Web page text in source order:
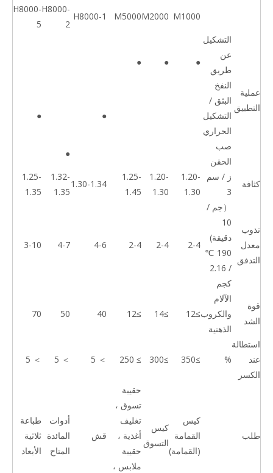
M1000
M2000
M5000
H8000-1
H8000-
2
H8000-
5
عملية
التطبيق
التشكيل
عن
طريق
النفخ
●
●
●
البثق /
التشكيل
الحراري
●
●
صب
الحقن
●
كثافة
ز / سم
3
1.20-
1.30
1.20-
1.30
1.25-
1.45
1.30-1.34
1.32-
1.35
1.25-
1.35
تذوب
معدل
التدفق
（جم /
10
دقيقة)
190 ℃
/ 2.16
كجم
2-4
2-4
2-4
4-6
4-7
3-10
قوة
الشد
الآلام
والكروب
الذهنية
≥12
≥14
≥12
40
50
70
استطالة
عند
الكسر
%
≥350
≥300
≥ 250
＞ 5
＞ 5
＞ 5
طلب
كيس
القمامة
(القمامة)
كيس
التسوق
حقيبة
تسوق ،
تغليف
أغذية ،
حقيبة
ملابس ،
قش
أدوات
المائدة
المتاح
طباعة
ثلاثية
الأبعاد